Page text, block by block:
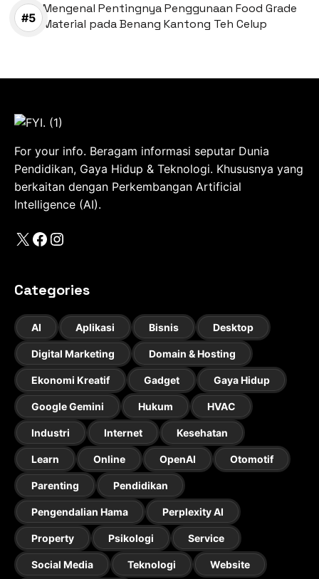
Mengenal Pentingnya Penggunaan Food Grade
Material pada Benang Kantong Teh Celup
For your info. Beragam informasi seputar Dunia
Pendidikan, Gaya Hidup & Teknologi. Khususnya yang
berkaitan dengan Perkembangan Artificial
Intelligence (AI).
X Facebook
Instagram
Categories
AI Aplikasi Bisnis Desktop
Digital Marketing Domain & Hosting
Ekonomi Kreatif Gadget Gaya Hidup
Google Gemini Hukum HVAC
Industri Internet Kesehatan
Learn Online OpenAI Otomotif
Parenting Pendidikan
Pengendalian Hama Perplexity AI
Property Psikologi Service
Social Media Teknologi Website